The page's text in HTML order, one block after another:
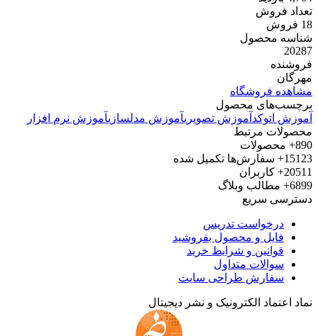
تعداد فروش
18 فروش
شناسه محصول
20287
فروشنده
مهرگان
مشاهده فروشگاه
برچسب‌های محصول
آموزش اتوکد آموزش تصویریآموزش مدلسازیآموزش نرم افزار
محصولات مرتبط
890+
محصولات
15123+
سفارش‌ها تکمیل شده
20511+
کاربران
6899+
مطالب وبلاگ
دسترسی سریع
درخواست تدریس
فایل و محصول بفروشید
قوانین و شرایط خرید
سوالات متداول
سفارش طراحی سایت
نماد اعتماد الکترونیک و نشر دیجیتال